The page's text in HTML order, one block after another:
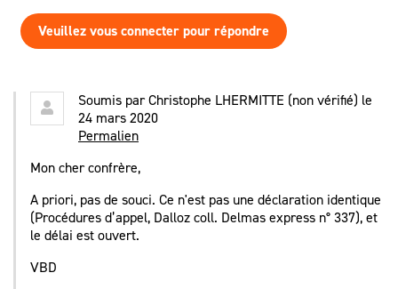
Veuillez vous connecter pour répondre
Soumis parChristophe LHERMITTE (non vérifié) le
24 mars 2020
Permalien
Mon cher confrère,
A priori, pas de souci. Ce n'est pas une déclaration identique
(Procédures d’appel, Dalloz coll. Delmas express n° 337), et
le délai est ouvert.
VBD